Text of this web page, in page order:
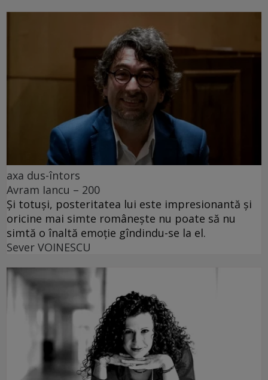
axa dus-întors
Avram Iancu – 200
Și totuși, posteritatea lui este impresionantă și
oricine mai simte românește nu poate să nu
simtă o înaltă emoție gîndindu-se la el.
Sever VOINESCU